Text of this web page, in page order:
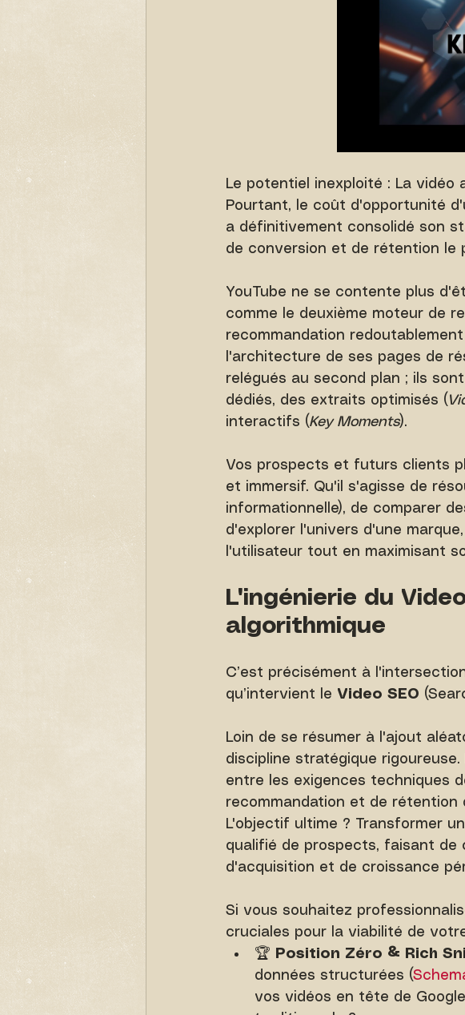
Le potentiel inexploité : La
Pourtant, le coût d'opportunité
a définitivement consolidé son
de conversion et de rétention le
YouTube ne se contente plus
comme le deuxième moteur de
recommandation
l'architecture de ses pages de
relégués au second plan ; ils
dédiés, des extraits optimisés (
interactifs (Key Moments).
Vos prospects et futurs clients
et immersif. Qu'il s'agisse de
informationnelle), de comparer
d'explorer l'univers d'une
l'utilisateur tout en maximisant
L'ingénierie du
algorithmique
C’est précisément à
qu’intervient le Video SEO
Loin de se résumer à l'ajout
discipline stratégique
entre les exigences techniques
recommandation et de rétention
L'objectif ultime ? Transformer
qualifié de prospects, faisant de
d'acquisition et de croissance
Si vous souhaitez
cruciales pour la viabilité de
🏆
Position Zéro & Rich
données structurées (
vos vidéos en tête de